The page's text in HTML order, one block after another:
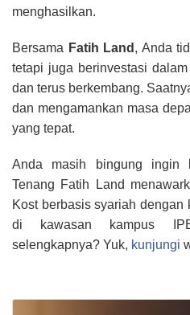
menghasilkan.
Bersama Fatih Land , Anda
tetapi juga berinvestasi
dan terus berkembang.
dan mengamankan masa
yang tepat.
Anda masih bingung ingin
Tenang Fatih Land
Kost berbasis syariah
di kawasan kampus
selengkapnya? Yuk, kunjungi